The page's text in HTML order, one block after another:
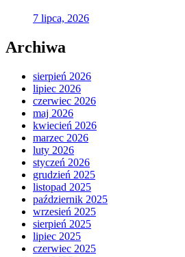
7 lipca, 2026
Archiwa
sierpień 2026
lipiec 2026
czerwiec 2026
maj 2026
kwiecień 2026
marzec 2026
luty 2026
styczeń 2026
grudzień 2025
listopad 2025
październik 2025
wrzesień 2025
sierpień 2025
lipiec 2025
czerwiec 2025